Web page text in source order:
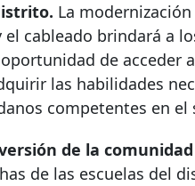
La modernización
el cableado brindará a
de acceder
las habilidades
competentes en el
de la
de las escuelas del